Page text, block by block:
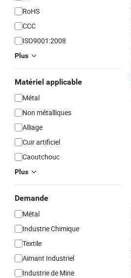
RoHS
CCC
ISO9001:2008
Plus
Matériel applicable
Métal
Non métalliques
Alliage
Cuir artificiel
Caoutchouc
Plus
Demande
Métal
Industrie Chimique
Textile
Aimant Industriel
Industrie de Mine